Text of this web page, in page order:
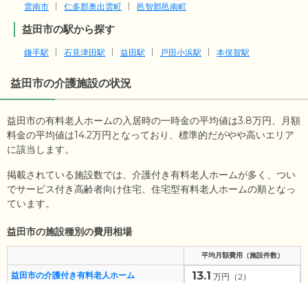
雲南市
仁多郡奥出雲町 邑智郡邑南町
益田市の駅から探す
鎌手駅 石見津田駅 益田駅 戸田小浜駅 本俣賀駅
益田市の介護施設の状況
益田市の有料老人ホームの入居時の一時金の平均値は3.8万円、月額
料金の平均値は14.2万円となっており、標準的だがやや高いエリア
に該当します。
掲載されている施設数では、介護付き有料老人ホームが多く、つい
でサービス付き高齢者向け住宅、住宅型有料老人ホームの順となっ
ています。
益田市の施設種別の費用相場
平均月額費用（施設件数）
益田市の介護付き有料老人ホーム 13.1 万円（2）